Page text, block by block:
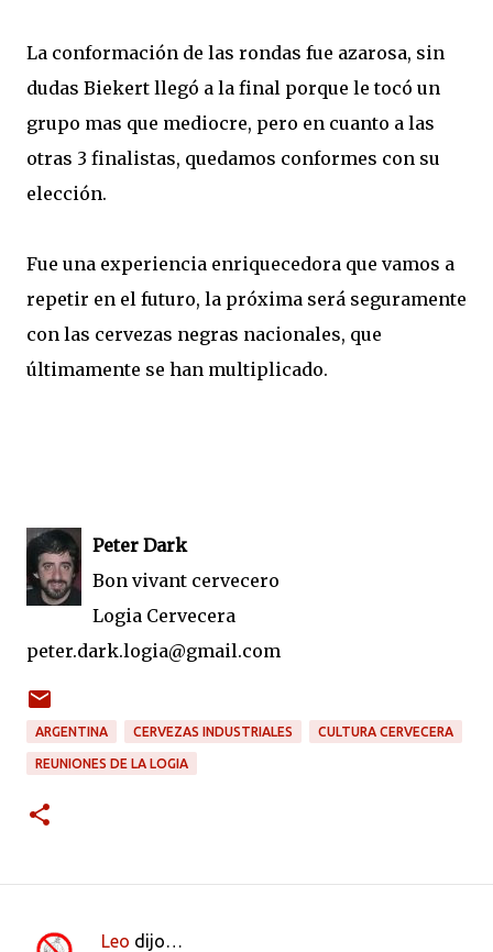
La conformación de las rondas fue azarosa, sin
dudas Biekert llegó a la final porque le tocó un
grupo mas que mediocre, pero en cuanto a las
otras 3 finalistas, quedamos conformes con su
elección.
Fue una experiencia enriquecedora que vamos a
repetir en el futuro, la próxima será seguramente
con las cervezas negras nacionales, que
últimamente se han multiplicado.
Peter Dark
Bon vivant cervecero
Logia Cervecera
peter.dark.logia@gmail.com
ARGENTINA CERVEZAS INDUSTRIALES CULTURA CERVECERA
REUNIONES DE LA LOGIA
Leo dijo…